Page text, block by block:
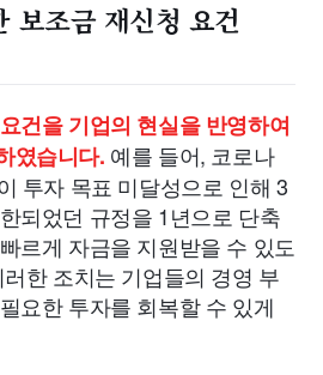
보조금 재신청 요건
건을 기업의 현실을 반영하여
였습니다. 예를 들어, 코로나
투자 목표 미달성으로 인해 3
되었던 규정을 1년으로 단축
르게 자금을 지원받을 수 있도
한 조치는 기업들의 경영 부
요한 투자를 회복할 수 있게